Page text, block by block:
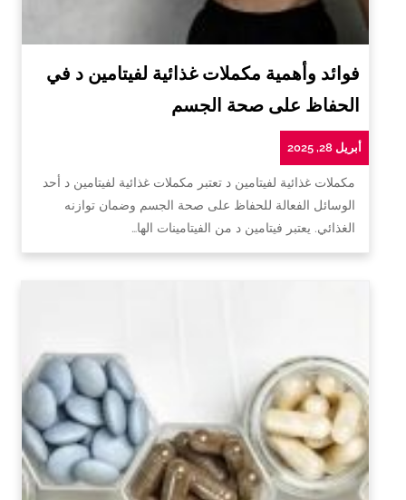
فوائد وأهمية مكملات غذائية لفيتامين د في
الحفاظ على صحة الجسم
أبريل 28, 2025
مكملات غذائية لفيتامين د تعتبر مكملات غذائية لفيتامين د أحد
الوسائل الفعالة للحفاظ على صحة الجسم وضمان توازنه
الغذائي. يعتبر فيتامين د من الفيتامينات الها…